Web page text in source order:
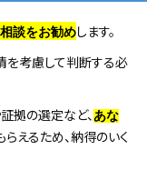
談をお勧めします。
を考慮して判断する必
拠の選定など、あな
らえるため、納得のいく